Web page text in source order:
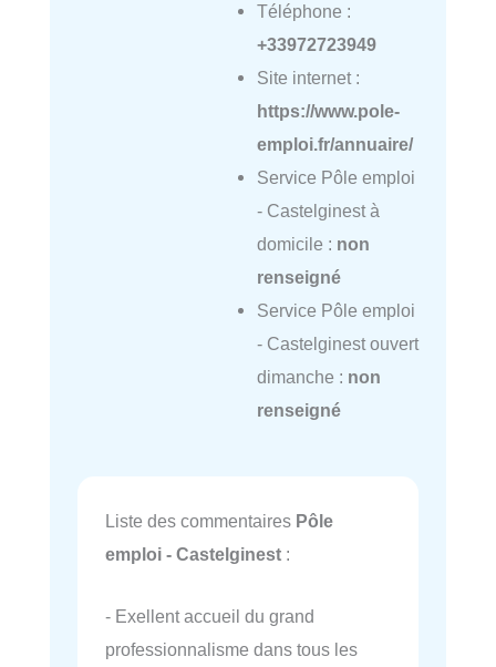
Téléphone :
+33972723949
Site internet :
https://www.pole-
emploi.fr/annuaire/
Service Pôle emploi
- Castelginest à
domicile : non
renseigné
Service Pôle emploi
- Castelginest ouvert
dimanche : non
renseigné
Liste des commentaires Pôle
emploi - Castelginest :
- Exellent accueil du grand
professionnalisme dans tous les